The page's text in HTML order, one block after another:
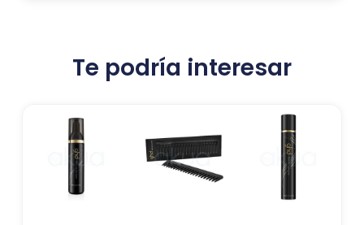
Te podría interesar